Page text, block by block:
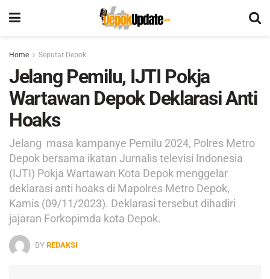
Home Seputar Depok
Jelang Pemilu, IJTI Pokja
Wartawan Depok Deklarasi Anti
Hoaks
Jelang masa kampanye Pemilu 2024, Polres Metro
Depok bersama ikatan Jurnalis televisi Indonesia
(IJTI) Pokja Wartawan Kota Depok menggelar
deklarasi anti hoaks di Mapolres Metro Depok,
Kamis (09/11/2023). Deklarasi tersebut dihadiri
jajaran Forkopimda kota Depok.
BY REDAKSI